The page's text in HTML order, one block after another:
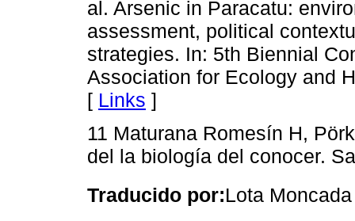
al. Arsenic in Paracatu:
assessment, political
strategies. In: 5th Biennial
Association for Ecology and
[ Links ]
11 Maturana Romesín H,
del la biología del conocer.
Traducido por:Lota Moncada